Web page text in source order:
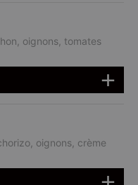
oignons, tomates
oignons, crème